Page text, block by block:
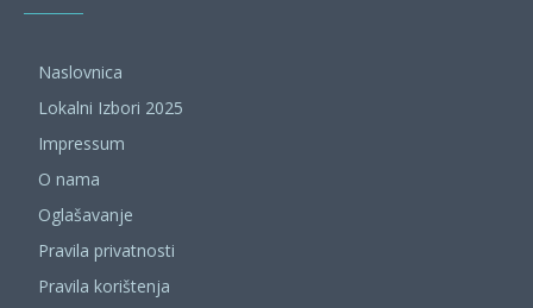
Naslovnica
Lokalni Izbori 2025
Impressum
O nama
Oglašavanje
Pravila privatnosti
Pravila korištenja